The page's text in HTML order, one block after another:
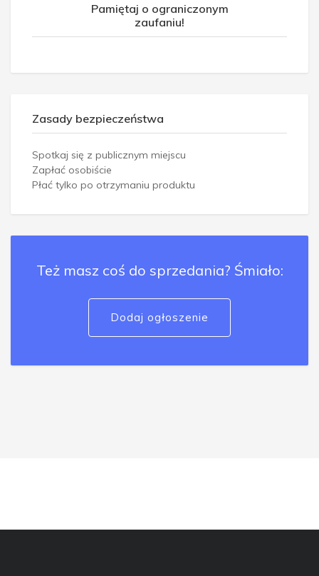
Pamiętaj o ograniczonym
zaufaniu!
Zasady bezpieczeństwa
Spotkaj się z publicznym miejscu
Zapłać osobiście
Płać tylko po otrzymaniu produktu
Też masz coś do sprzedania? Śmiało:
Dodaj ogłoszenie